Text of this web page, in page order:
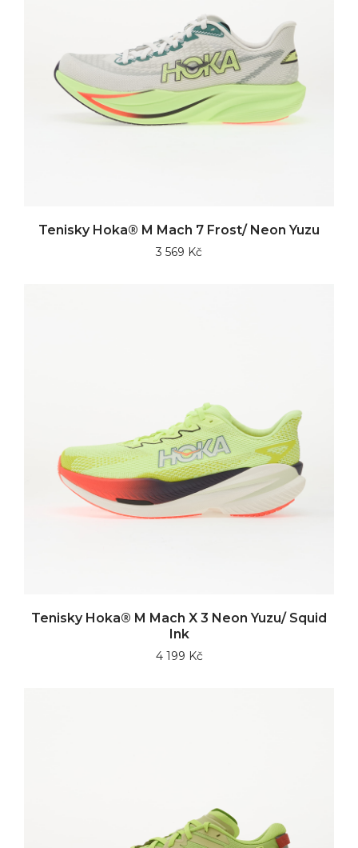
Tenisky Hoka® M Mach 7 Frost/ Neon Yuzu
3 569 Kč
Tenisky Hoka® M Mach X 3 Neon Yuzu/ Squid
Ink
4 199 Kč